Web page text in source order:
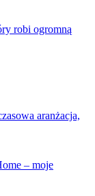
robi ogromną
aranżacja,
– moje